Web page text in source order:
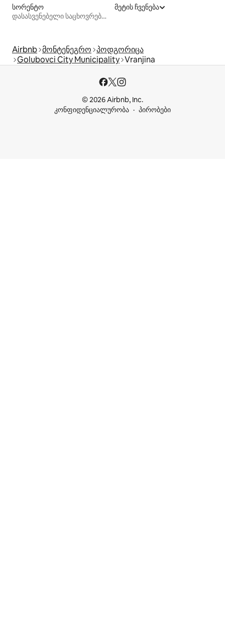
სორენტო
დასასვენებელი საცხოვრებლები
მეტის ჩვენება
Airbnb მონტენეგრო პოდგორიცა
Golubovci City Municipality Vranjina
© 2026 Airbnb, Inc.
კონფიდენციალურობა
პირობები